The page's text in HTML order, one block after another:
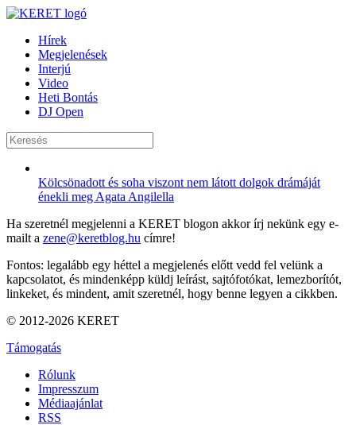
Hírek
Megjelenések
Interjú
Video
Heti Bontás
DJ Open
Kölcsönadott és soha viszont nem látott dolgok drámáját
énekli meg Agata Angilella
Ha szeretnél megjelenni a KERET blogon akkor írj nekünk egy e-
mailt a zene@keretblog.hu címre!
Fontos: legalább egy héttel a megjelenés előtt vedd fel velünk a
kapcsolatot, és mindenképp küldj leírást, sajtófotókat, lemezborítót,
linkeket, és mindent, amit szeretnél, hogy benne legyen a cikkben.
© 2012-2026 KERET
Támogatás
Rólunk
Impresszum
Médiaajánlat
RSS